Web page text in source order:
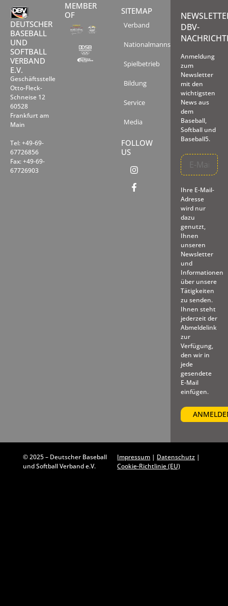
DEUTSCHER
BASEBALL
UND
SOFTBALL
VERBAND
E.V.
Geschäftsstelle
Otto-Fleck-
Schneise 12
60528
Frankfurt am
Main
Tel: +49-69-
67726856
Fax: +49-69-
67726903
MEMBER
OF
SITEMAP
Verband
Nationalmannschaften
Spielbetrieb
Bildung
Service
Media
FOLLOW
US
DBV-
Anmeldung
zum
Newsletter
mit den
wichtigsten
News aus
dem
Baseball,
Softball und
Baseball5.
Ihre E-Mail-
Adresse
wird nur
dazu
genutzt,
Ihnen
unseren
Newsletter
und
Informationen
über unsere
Tätigkeiten
zu senden.
Ihnen steht
jederzeit der
Abmeldelink
zur
Verfügung,
den wir in
jede
gesendete
E-Mail
einfügen.
© 2025 – Deutscher Baseball
und Softball Verband e.V.
Impressum | Datenschutz |
Cookie-Richtlinie (EU)